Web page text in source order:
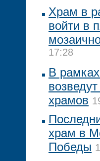
Храм в
войти в
17:28
В
храмов
храм в
Победы